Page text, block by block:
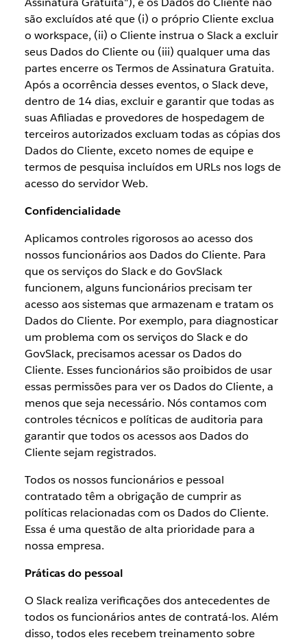
são excluídos até que (i) o próprio Cliente exclua
o workspace, (ii) o Cliente instrua o Slack a excluir
seus Dados do Cliente ou (iii) qualquer uma das
partes encerre os Termos de Assinatura Gratuita.
Após a ocorrência desses eventos, o Slack deve,
dentro de 14 dias, excluir e garantir que todas as
suas Afiliadas e provedores de hospedagem de
terceiros autorizados excluam todas as cópias dos
Dados do Cliente, exceto nomes de equipe e
termos de pesquisa incluídos em URLs nos logs de
acesso do servidor Web.
Confidencialidade
Aplicamos controles rigorosos ao acesso dos
nossos funcionários aos Dados do Cliente. Para
que os serviços do Slack e do GovSlack
funcionem, alguns funcionários precisam ter
acesso aos sistemas que armazenam e tratam os
Dados do Cliente. Por exemplo, para diagnosticar
um problema com os serviços do Slack e do
GovSlack, precisamos acessar os Dados do
Cliente. Esses funcionários são proibidos de usar
essas permissões para ver os Dados do Cliente, a
menos que seja necessário. Nós contamos com
controles técnicos e políticas de auditoria para
garantir que todos os acessos aos Dados do
Cliente sejam registrados.
Todos os nossos funcionários e pessoal
contratado têm a obrigação de cumprir as
políticas relacionadas com os Dados do Cliente.
Essa é uma questão de alta prioridade para a
nossa empresa.
Práticas do pessoal
O Slack realiza verificações dos antecedentes de
todos os funcionários antes de contratá-los. Além
disso, todos eles recebem treinamento sobre